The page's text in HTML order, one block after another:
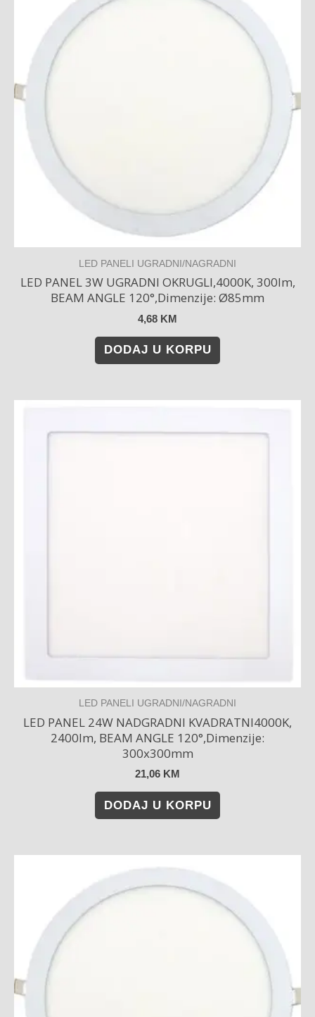
LED PANELI UGRADNI/NAGRADNI
LED PANEL 3W UGRADNI OKRUGLI,4000K, 300lm,
BEAM ANGLE 120°,Dimenzije: Ø85mm
4,68 KM
DODAJ U KORPU
LED PANELI UGRADNI/NAGRADNI
LED PANEL 24W NADGRADNI KVADRATNI4000K,
2400lm, BEAM ANGLE 120°,Dimenzije:
300x300mm
21,06 KM
DODAJ U KORPU